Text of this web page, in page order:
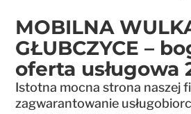
MOBILNA
GŁUBCZYCE –
oferta usługowa
Istotna mocna strona naszej
zagwarantowanie